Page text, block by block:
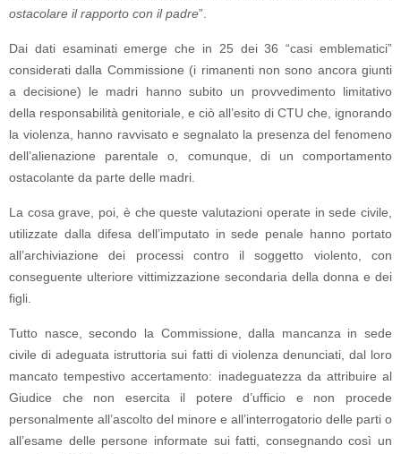
ostacolare il rapporto con il padre”.
Dai dati esaminati emerge che in 25 dei 36 “casi emblematici”
considerati dalla Commissione (i rimanenti non sono ancora giunti
a decisione) le madri hanno subito un provvedimento limitativo
della responsabilità genitoriale, e ciò all’esito di CTU che, ignorando
la violenza, hanno ravvisato e segnalato la presenza del fenomeno
dell’alienazione parentale o, comunque, di un comportamento
ostacolante da parte delle madri.
La cosa grave, poi, è che queste valutazioni operate in sede civile,
utilizzate dalla difesa dell’imputato in sede penale hanno portato
all’archiviazione dei processi contro il soggetto violento, con
conseguente ulteriore vittimizzazione secondaria della donna e dei
figli.
Tutto nasce, secondo la Commissione, dalla mancanza in sede
civile di adeguata istruttoria sui fatti di violenza denunciati, dal loro
mancato tempestivo accertamento: inadeguatezza da attribuire al
Giudice che non esercita il potere d’ufficio e non procede
personalmente all’ascolto del minore e all’interrogatorio delle parti o
all’esame delle persone informate sui fatti, consegnando così un